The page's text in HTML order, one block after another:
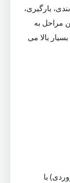
بارگیری،
مراحل به
بالا می
با